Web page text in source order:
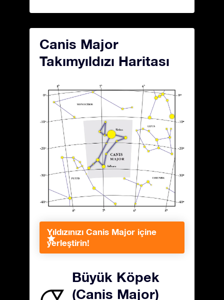
Canis Major
Takımyıldızı Haritası
Yıldızınızı Canis Major içine
yerleştirin!
Büyük Köpek
(Canis Major)